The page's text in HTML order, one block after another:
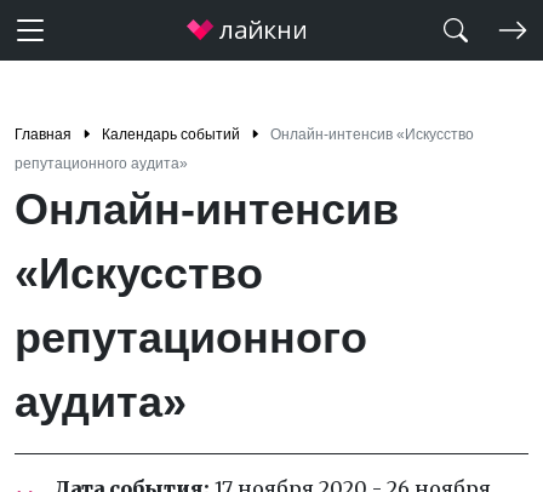
Главная Календарь событий
Онлайн-интенсив «Искусство
репутационного аудита»
Онлайн-интенсив
«Искусство
репутационного
аудита»